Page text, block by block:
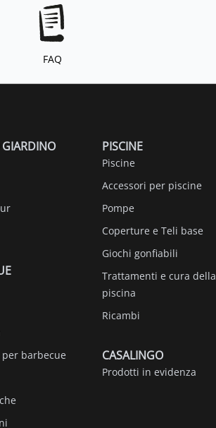
FAQ
per barbecue
PISCINE
Piscine
Accessori per piscine
Pompe
Coperture e Teli base
Giochi gonfiabili
Trattamenti e cura della
piscina
Ricambi
CASALINGO
Prodotti in evidenza